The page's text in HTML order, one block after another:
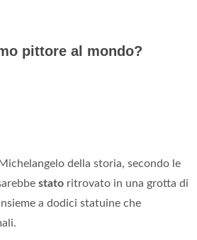
pittore al mondo?
Michelangelo della storia, secondo le
stato ritrovato in una grotta di
a dodici statuine che